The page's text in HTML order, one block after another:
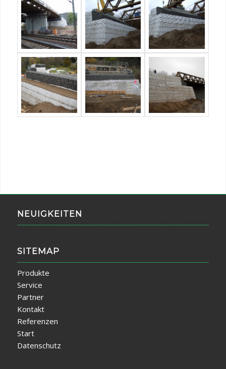
NEUIGKEITEN
SITEMAP
Produkte
Service
Partner
Kontakt
Referenzen
Start
Datenschutz